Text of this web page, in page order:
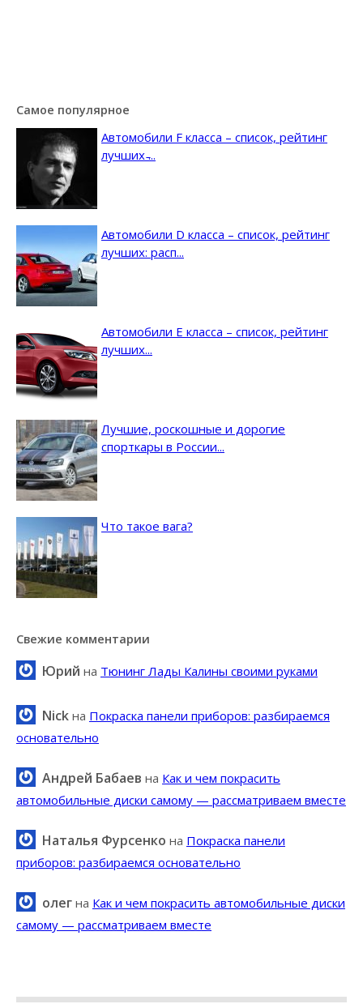
Самое популярное
Автомобили F класса – список, рейтинг
лучших ̵...
Автомобили D класса – список, рейтинг
лучших: расп...
Автомобили E класса – список, рейтинг
лучших...
Лучшие, роскошные и дорогие
спорткары в России...
Что такое вага?
Свежие комментарии
Юрий на Тюнинг Лады Калины своими руками
Nick на Покраска панели приборов: разбираемся
основательно
Андрей Бабаев на Как и чем покрасить
автомобильные диски самому — рассматриваем вместе
Наталья Фурсенко на Покраска панели
приборов: разбираемся основательно
олег на Как и чем покрасить автомобильные диски
самому — рассматриваем вместе